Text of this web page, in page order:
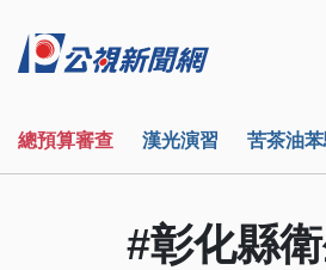
總預算審查 漢光演習 苦茶油
#彰化縣